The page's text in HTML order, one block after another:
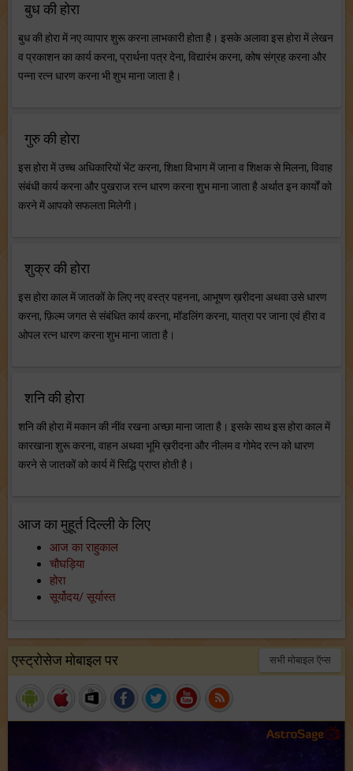
बुध की होरा
बुध की होरा में नए व्यापार शुरू करना लाभकारी होता है। इसके अलावा इस होरा में लेखन
व प्रकाशन का कार्य करना, प्रार्थना पत्र देना, विद्यारंभ करना, कोष संग्रह करना और
पन्ना रत्न धारण करना भी शुभ माना जाता है।
गुरु की होरा
इस होरा में उच्च अधिकारियों भेंट करना, शिक्षा विभाग में जाना व शिक्षक से मिलना, विवाह
संबंधी कार्य करना और पुखराज रत्न धारण करना शुभ माना जाता है अर्थात इन कार्यों को
करने में आपको सफलता मिलेगी।
शुक्र की होरा
इस होरा काल में जातकों के लिए नए वस्त्र पहनना, आभूषण ख़रीदना अथवा उसे धारण
करना, फ़िल्म जगत से संबंधित कार्य करना, मॉडलिंग करना, यात्रा पर जाना एवं हीरा व
ओपल रत्न धारण करना शुभ माना जाता है।
शनि की होरा
शनि की होरा में मकान की नींव रखना अच्छा माना जाता है। इसके साथ इस होरा काल में
कारखाना शुरू करना, वाहन अथवा भूमि ख़रीदना और नीलम व गोमेद रत्न को धारण
करने से जातकों को कार्य में सिद्धि प्राप्त होती है।
आज का मुहूर्त दिल्ली के लिए
आज का राहुकाल
चौघड़िया
होरा
सूर्योदय/ सूर्यास्त
एस्ट्रोसेज मोबाइल पर सभी मोबाइल ऍप्स